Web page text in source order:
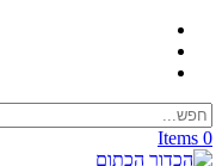
0 Items